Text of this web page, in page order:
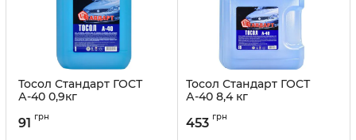
Тосол Стандарт ГОСТ
А-40 0,9кг
91 грн
Тосол Стандарт ГОСТ
А-40 8,4 кг
453 грн